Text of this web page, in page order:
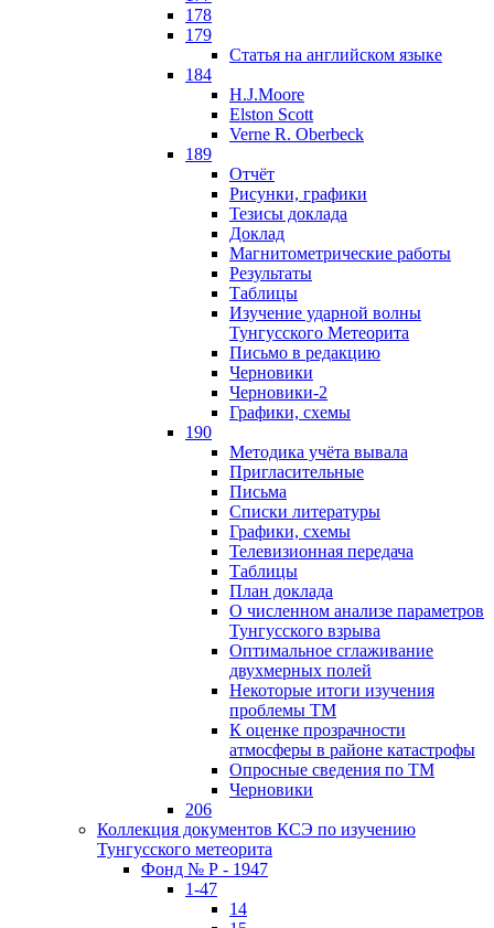
178
179
Статья на английском языке
184
H.J.Moore
Elston Scott
Verne R. Oberbeck
189
Отчёт
Рисунки, графики
Тезисы доклада
Доклад
Магнитометрические работы
Результаты
Таблицы
Изучение ударной волны
Тунгусского Метеорита
Письмо в редакцию
Черновики
Черновики-2
Графики, схемы
190
Методика учёта вывала
Пригласительные
Письма
Списки литературы
Графики, схемы
Телевизионная передача
Таблицы
План доклада
О численном анализе параметров
Тунгусского взрыва
Оптимальное сглаживание
двухмерных полей
Некоторые итоги изучения
проблемы ТМ
К оценке прозрачности
атмосферы в районе катастрофы
Опросные сведения по ТМ
Черновики
206
Коллекция документов КСЭ по изучению
Тунгусского метеорита
Фонд № Р - 1947
1-47
14